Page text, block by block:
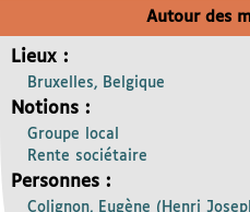
Autour des
Lieux :
Bruxelles, Belgique
Notions :
Groupe local
Rente sociétaire
Personnes :
Colignon, Eugène (Henri